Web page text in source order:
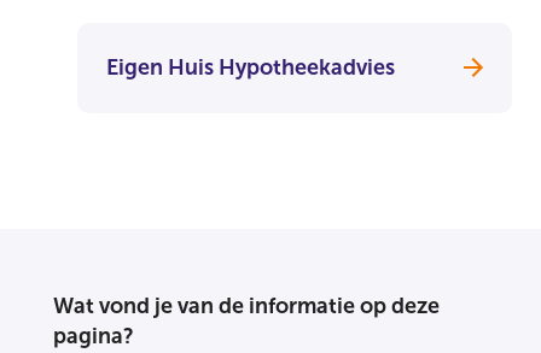
Eigen Huis Hypotheekadvies
Wat vond je van de informatie op deze
pagina?